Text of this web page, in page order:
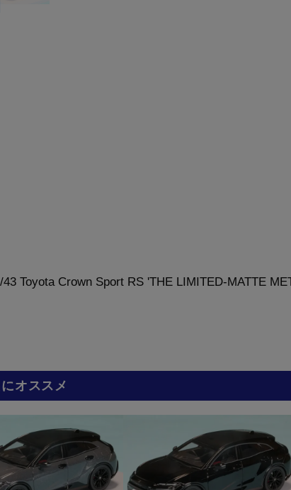
43 Toyota Crown Sport RS 'THE LIMITED-MATTE
オススメ